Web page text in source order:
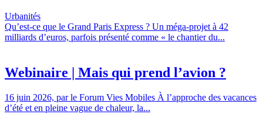
Urbanités
Qu’est-ce que le Grand Paris Express ? Un méga-projet à 42
milliards d’euros, parfois présenté comme « le chantier du...
Webinaire | Mais qui prend l’avion ?
16 juin 2026, par le Forum Vies Mobiles À l’approche des vacances
d’été et en pleine vague de chaleur, la...